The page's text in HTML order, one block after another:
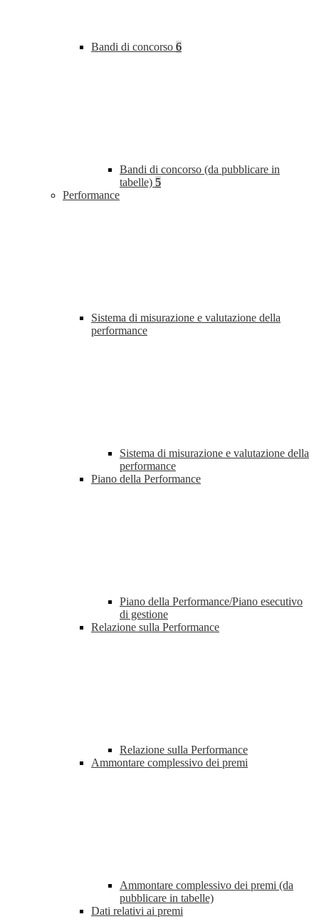
Bandi di concorso 6
Bandi di concorso (da pubblicare in
tabelle) 5
Performance
Sistema di misurazione e valutazione della
performance
Sistema di misurazione e valutazione della
performance
Piano della Performance
Piano della Performance/Piano esecutivo
di gestione
Relazione sulla Performance
Relazione sulla Performance
Ammontare complessivo dei premi
Ammontare complessivo dei premi (da
pubblicare in tabelle)
Dati relativi ai premi